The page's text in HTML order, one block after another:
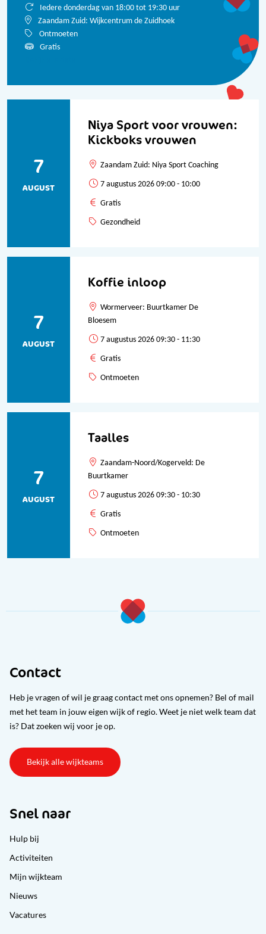
Iedere donderdag van 18:00 tot 19:30 uur
Zaandam Zuid: Wijkcentrum de Zuidhoek
Ontmoeten
Gratis
Niya Sport voor vrouwen:
Kickboks vrouwen
7
AUGUST
Zaandam Zuid: Niya Sport Coaching
7 augustus 2026 09:00 - 10:00
Gratis
Gezondheid
Koffie inloop
7
AUGUST
Wormerveer: Buurtkamer De
Bloesem
7 augustus 2026 09:30 - 11:30
Gratis
Ontmoeten
Taalles
7
AUGUST
Zaandam-Noord/Kogerveld: De
Buurtkamer
7 augustus 2026 09:30 - 10:30
Gratis
Ontmoeten
Contact
Heb je vragen of wil je graag contact met ons opnemen? Bel of mail
met het team in jouw eigen wijk of regio. Weet je niet welk team dat
is? Dat zoeken wij voor je op.
Bekijk alle wijkteams
Snel naar
Hulp bij
Activiteiten
Mijn wijkteam
Nieuws
Vacatures